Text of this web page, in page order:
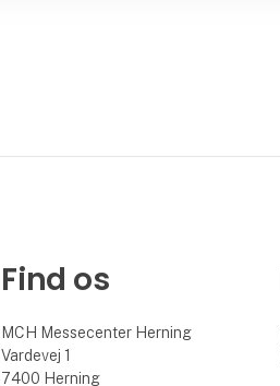
Find os
MCH Messecenter Herning
Vardevej 1
7400 Herning